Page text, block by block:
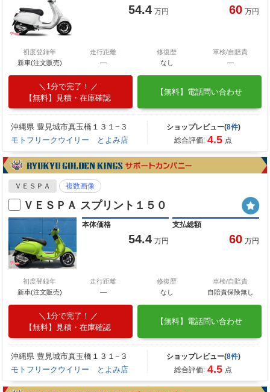
54.4 万円 60 万円
初度登録年
新車(注文販売)
走行距離
―
修復歴
なし
車検/自賠責
―
1分で完了！
【無料】見積・在庫確認
【無料】電話問い合わせ
沖縄県 豊見城市真玉橋１３１−３
モトフリークウイリー とよみ店
ショップレビュー(8件)
総合評価: 4.5 点
ＶＥＳＰＡ 複数画像
ＶＥＳＰＡ スプリント１５０
本体価格
54.4 万円
支払総額
60 万円
初度登録年
新車(注文販売)
走行距離
―
修復歴
なし
車検/自賠責
自賠責保険無し
1分で完了！
【無料】見積・在庫確認
【無料】電話問い合わせ
沖縄県 豊見城市真玉橋１３１−３
モトフリークウイリー とよみ店
ショップレビュー(8件)
総合評価: 4.5 点